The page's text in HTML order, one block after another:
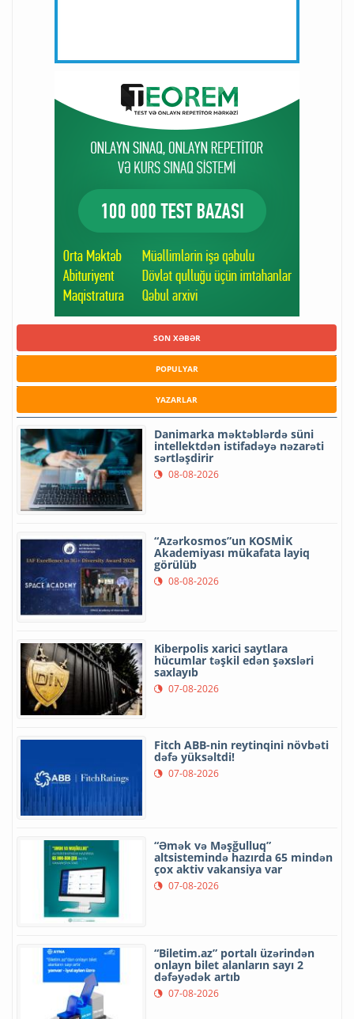
SON XƏBƏR
POPULYAR
YAZARLAR
Danimarka məktəblərdə süni
intellektdən istifadəyə nəzarəti
sərtləşdirir
08-08-2026
“Azərkosmos”un KOSMİK
Akademiyası mükafata layiq
görülüb
08-08-2026
Kiberpolis xarici saytlara
hücumlar təşkil edən şəxsləri
saxlayıb
07-08-2026
Fitch ABB-nin reytinqini növbəti
dəfə yüksəltdi!
07-08-2026
“Əmək və Məşğulluq”
altsistemində hazırda 65 mindən
çox aktiv vakansiya var
07-08-2026
“Biletim.az” portalı üzərindən
onlayn bilet alanların sayı 2
dəfəyədək artıb
07-08-2026